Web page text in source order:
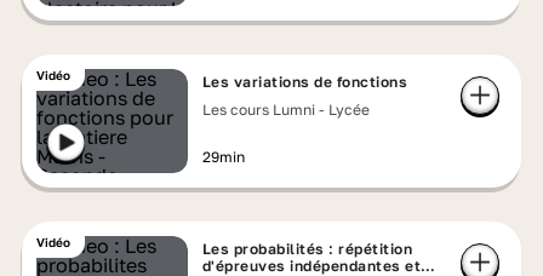
Vidéo
Les variations de fonctions
Les cours Lumni - Lycée
29min
Vidéo
Les probabilités : répétition
d'épreuves indépendantes et